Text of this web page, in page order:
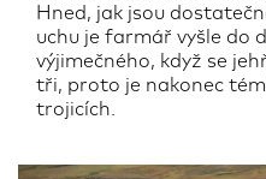
Hned, jak jsou
uchu je farmář vyšle do
výjimečného, když se
tři, proto je nakonec
trojicích.